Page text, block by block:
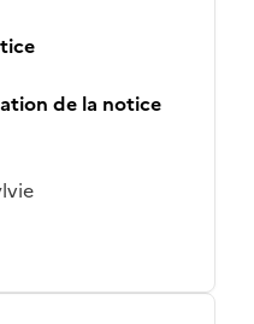
de la notice